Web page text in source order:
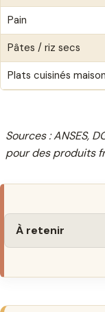
Pain
Pâtes / riz secs
Plats cuisinés maison
Sources : ANSES,
pour des produits
À retenir